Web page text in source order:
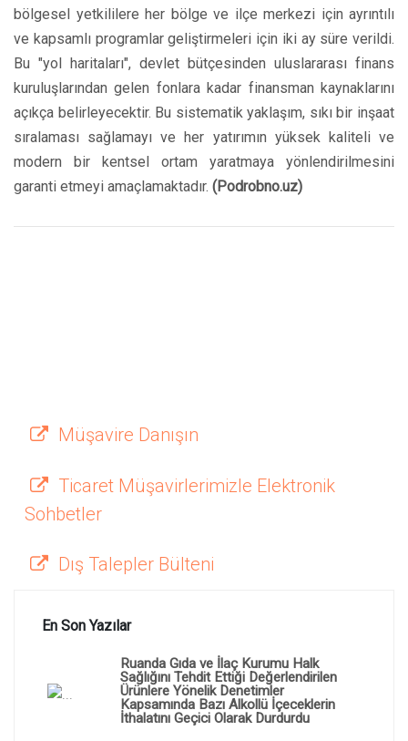
bölgesel yetkililere her bölge ve ilçe merkezi için ayrıntılı
ve kapsamlı programlar geliştirmeleri için iki ay süre verildi.
Bu "yol haritaları", devlet bütçesinden uluslararası finans
kuruluşlarından gelen fonlara kadar finansman kaynaklarını
açıkça belirleyecektir. Bu sistematik yaklaşım, sıkı bir inşaat
sıralaması sağlamayı ve her yatırımın yüksek kaliteli ve
modern bir kentsel ortam yaratmaya yönlendirilmesini
garanti etmeyi amaçlamaktadır. (Podrobno.uz)
Müşavire Danışın
Ticaret Müşavirlerimizle Elektronik
Sohbetler
Dış Talepler Bülteni
En Son Yazılar
Ruanda Gıda ve İlaç Kurumu Halk
Sağlığını Tehdit Ettiği Değerlendirilen
Ürünlere Yönelik Denetimler
Kapsamında Bazı Alkollü İçeceklerin
İthalatını Geçici Olarak Durdurdu